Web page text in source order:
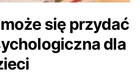
się przydać
dla